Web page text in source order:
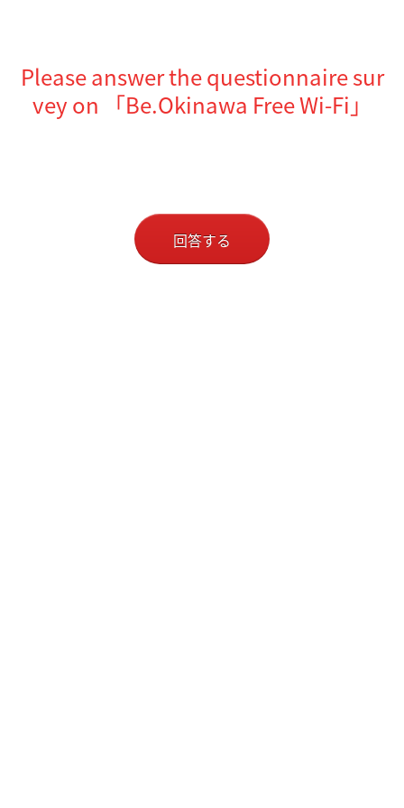
Please answer the questionnaire sur
vey on 「Be.Okinawa Free Wi-Fi」
回答する